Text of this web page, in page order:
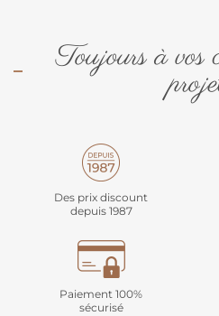
Toujours à vos
Des prix discount
depuis 1987
Paiement 100%
sécurisé